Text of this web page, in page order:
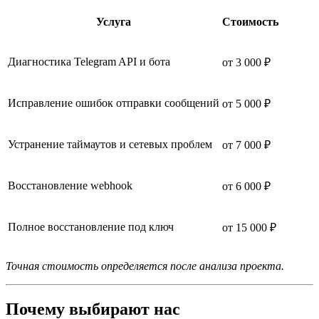
Услуга Стоимость
Диагностика Telegram API и бота от 3 000 ₽
Исправление ошибок отправки сообщений от 5 000 ₽
Устранение таймаутов и сетевых проблем от 7 000 ₽
Восстановление webhook от 6 000 ₽
Полное восстановление под ключ от 15 000 ₽
Точная стоимость определяется после анализа проекта.
Почему выбирают нас